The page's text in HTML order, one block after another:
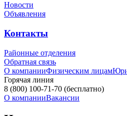
Новости
Объявления
Контакты
Районные отделения
Обратная связь
О компанииФизическим лицам
Горячая линия
8 (800) 100-71-70 (бесплатно)
О компанииВакансии